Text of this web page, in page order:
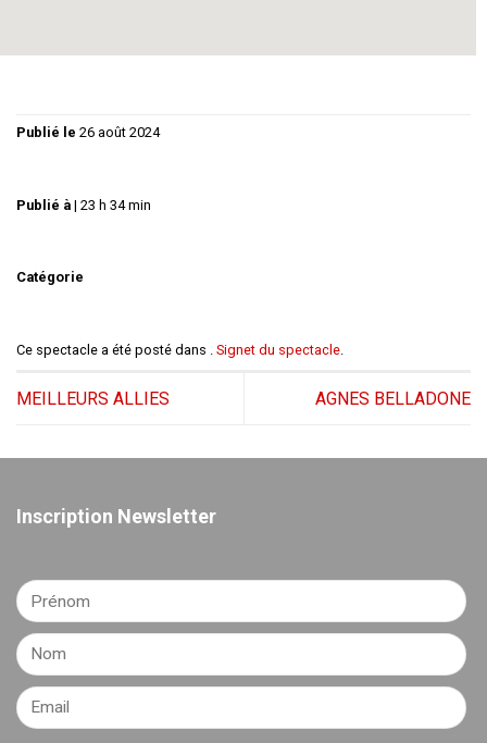
Publié le 26 août 2024
Publié à | 23 h 34 min
Catégorie
Ce spectacle a été posté dans . Signet du spectacle.
MEILLEURS ALLIES AGNES BELLADONE
Inscription Newsletter